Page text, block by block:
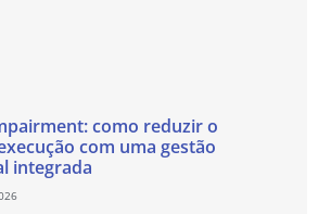
como reduzir o
com uma gestão
integrada